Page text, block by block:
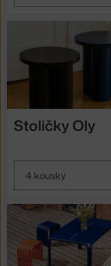
Stoličky Oly
4 kousky